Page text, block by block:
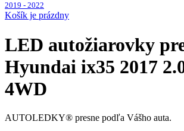
2019 - 2022
Košík je prázdny
LED autožiarovky
Hyundai ix35 2017
4WD
AUTOLEDKY® presne podľa Vášho auta.